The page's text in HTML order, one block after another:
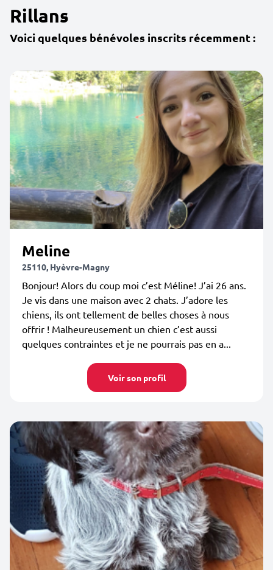
Rillans
Voici quelques bénévoles inscrits récemment :
Meline
25110, Hyèvre-Magny
Bonjour! Alors du coup moi c’est Méline! J’ai 26 ans.
Je vis dans une maison avec 2 chats. J’adore les
chiens, ils ont tellement de belles choses à nous
offrir ! Malheureusement un chien c’est aussi
quelques contraintes et je ne pourrais pas en a...
Voir son profil